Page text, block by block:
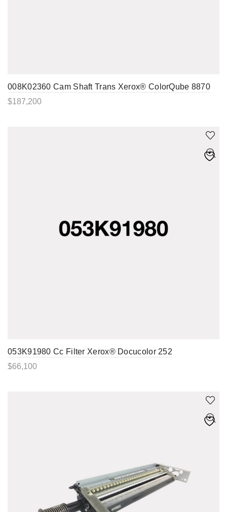
008K02360 Cam Shaft Trans Xerox® ColorQube 8870
$187,200
053K91980 Cc Filter Xerox® Docucolor 252
$66,100